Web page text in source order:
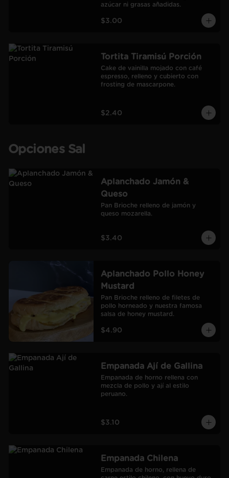
azúcar ni grasas añadidas.
$3.00
Tortita Tiramisú Porción
Cake de vainilla mojado con café
espresso, relleno y cubierto con
frosting de mascarpone.
$2.40
Opciones Sal
Aplanchado Jamón &
Queso
Pan Brioche relleno de jamón y
queso mozarella.
$3.40
Aplanchado Pollo Honey
Mustard
Pan Brioche relleno de filetes de
pollo horneado y nuestra famosa
salsa de honey mustard.
$4.90
Empanada Ají de Gallina
Empanada de horno rellena con
mezcla de pollo y ají al estilo
peruano.
$3.10
Empanada Chilena
Empanada de horno, rellena de